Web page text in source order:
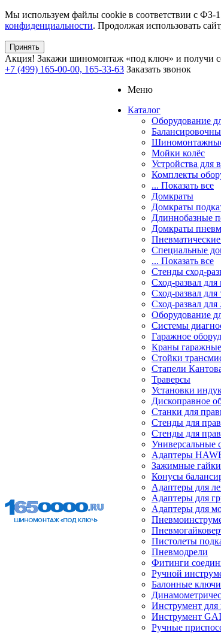
Мы используем файлы cookie в соответствии с ФЗ-
конфиденциальности. Продолжая использовать
Принять
Акция! Закажи шиномонтаж «под ключ» и получи
+7 (499) 165-00-00, 165-33-63 Заказать звонок
Меню
Каталог
Оборудование
Мойки колёс
Устройства для
Комплекты
... Показать все
Домкраты
Домкраты
Длиннобазные
Домкраты
Специальные
... Показать все
Стенды сход-
Сход-развал
Сход-развал для
Сход-развал
Оборудование
Системы
Гаражное
Краны гаражные
Стойки
Стапели
Траверсы
Установки
Дископравное
Станки для
Стенды для
Стенды для
Универсальные
Адаптеры
Зажимные гайки
Конусы
Адаптеры для
Адаптеры для
Адаптеры для
Пистолеты
Пневмодрели
Фитинги
Ручной
Балонные ключи
Инструмент
Инструмент
Ручные